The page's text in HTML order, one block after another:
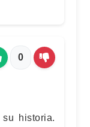
0
historia.